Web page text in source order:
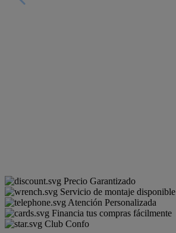
Precio Garantizado
Servicio de montaje disponible
Atención Personalizada
Financia tus compras fácilmente
Club Confo